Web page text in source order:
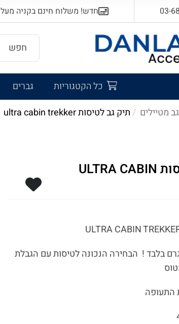
03- חדש! משלוח חינם בקניה מעל 299 שח
כל הקטגוריות גברים
מטיילים תיק גב לטיסות ultra cabin trekker
תיק גב לטיסות ULTRA CABIN
במיוחד 720 גרם בלבד ! הבחירה הנכונה לטיסות עם הגבלת
התעופה